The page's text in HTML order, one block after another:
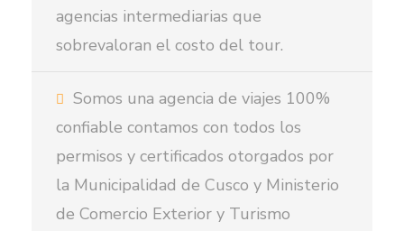
agencias intermediarias que
sobrevaloran el costo del tour.
Somos una agencia de viajes 100%
confiable contamos con todos los
permisos y certificados otorgados por
la Municipalidad de Cusco y Ministerio
de Comercio Exterior y Turismo